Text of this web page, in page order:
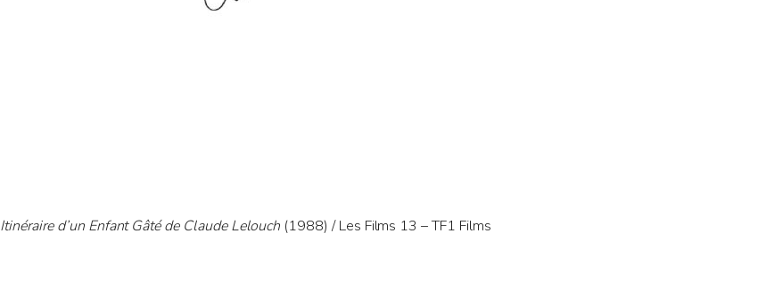
Itinéraire d’un Enfant Gâté de Claude Lelouch (1988) / Les Films 13 – TF1 Films